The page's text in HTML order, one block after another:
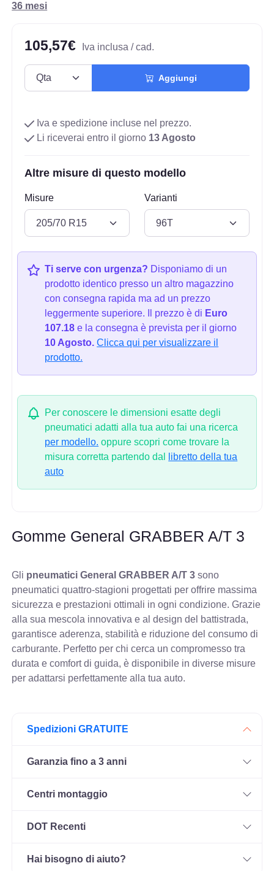
36 mesi
105,57€ Iva inclusa / cad.
Aggiungi
Iva e spedizione incluse nel prezzo.
Li riceverai entro il giorno 13 Agosto
Altre misure di questo modello
Misure Varianti
Ti serve con urgenza? Disponiamo di un
prodotto identico presso un altro magazzino
con consegna rapida ma ad un prezzo
leggermente superiore. Il prezzo è di Euro
107.18 e la consegna è prevista per il giorno
10 Agosto. Clicca qui per visualizzare il
prodotto.
Per conoscere le dimensioni esatte degli
pneumatici adatti alla tua auto fai una ricerca
per modello. oppure scopri come trovare la
misura corretta partendo dal
libretto della tua
auto
Gomme General GRABBER A/T 3
Gli pneumatici General GRABBER A/T 3 sono
pneumatici quattro-stagioni progettati per offrire massima
sicurezza e prestazioni ottimali in ogni condizione. Grazie
alla sua mescola innovativa e al design del battistrada,
garantisce aderenza, stabilità e riduzione del consumo di
carburante. Perfetto per chi cerca un compromesso tra
durata e comfort di guida, è disponibile in diverse misure
per adattarsi perfettamente alla tua auto.
Spedizioni GRATUITE
Garanzia fino a 3 anni
Centri montaggio
DOT Recenti
Hai bisogno di aiuto?